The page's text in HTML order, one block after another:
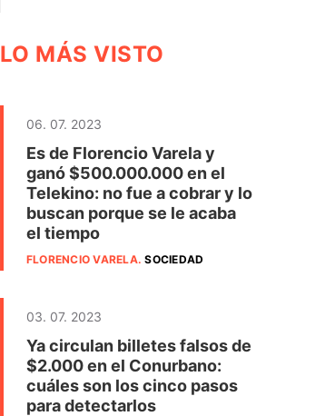
LO MÁS VISTO
06. 07. 2023
Es de Florencio Varela y
ganó $500.000.000 en el
Telekino: no fue a cobrar y lo
buscan porque se le acaba
el tiempo
FLORENCIO VARELA.SOCIEDAD
03. 07. 2023
Ya circulan billetes falsos de
$2.000 en el Conurbano:
cuáles son los cinco pasos
para detectarlos